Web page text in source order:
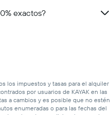
exactos?
los impuestos y tasas para el alquiler
por usuarios de KAYAK en las
a cambios y es posible que no estén
enumeradas o para las fechas del